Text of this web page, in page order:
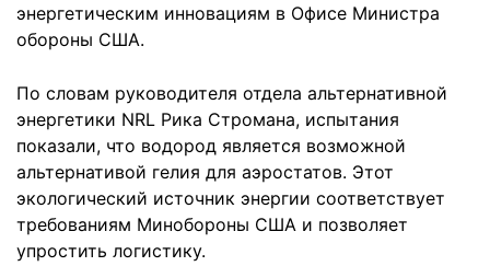
энергетическим инновациям в Офисе Министра
обороны США.
По словам руководителя отдела альтернативной
энергетики NRL Рика Стромана, испытания
показали, что водород является возможной
альтернативой гелия для аэростатов. Этот
экологический источник энергии соответствует
требованиям Минобороны США и позволяет
упростить логистику.